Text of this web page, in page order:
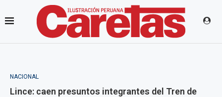
NACIONAL
Lince: caen presuntos integrantes del Tren de